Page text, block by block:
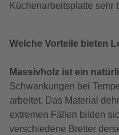
Küchenarbeitsplatte sehr
Welche Vorteile bieten
Massivholz ist ein
Schwankungen bei
arbeitet. Das Material
extremen Fällen bilden
verschiedene Bretter